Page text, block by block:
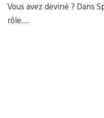
Vous avez deviné ? Dans
rôle…